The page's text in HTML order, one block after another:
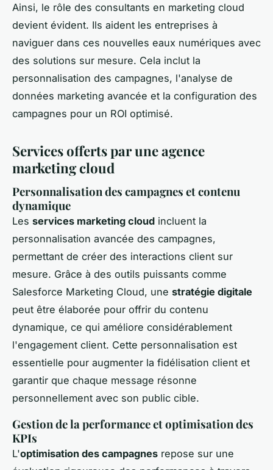
Ainsi, le rôle des consultants en marketing cloud
devient évident. Ils aident les entreprises à
naviguer dans ces nouvelles eaux numériques avec
des solutions sur mesure. Cela inclut la
personnalisation des campagnes, l'analyse de
données marketing avancée et la configuration des
campagnes pour un ROI optimisé.
Services offerts par une agence
marketing cloud
Personnalisation des campagnes et contenu
dynamique
Les services marketing cloud incluent la
personnalisation avancée des campagnes,
permettant de créer des interactions client sur
mesure. Grâce à des outils puissants comme
Salesforce Marketing Cloud, une stratégie digitale
peut être élaborée pour offrir du contenu
dynamique, ce qui améliore considérablement
l'engagement client. Cette personnalisation est
essentielle pour augmenter la fidélisation client et
garantir que chaque message résonne
personnellement avec son public cible.
Gestion de la performance et optimisation des
KPIs
L'optimisation des campagnes repose sur une